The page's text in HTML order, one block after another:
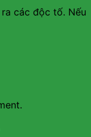
các độc tố. Nếu